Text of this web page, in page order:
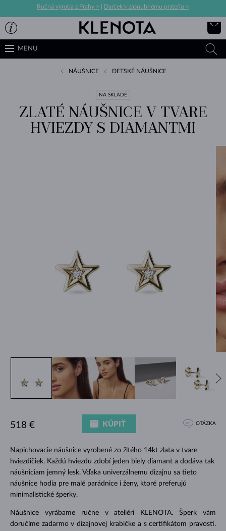
Ručná výroba z Prahy > Darček k zásnubnému prsteňu >
MENU
NÁUŠNICE DETSKÉ NÁUŠNICE
NA SKLADE
ZLATÉ NÁUŠNICE V TVARE
HVIEZDY S DIAMANTMI
Napichovacie náušnicevyrobené zo žltého 14kt zlata v tvare
hviezdičiek. Každú hviezdu zdobí jeden biely diamant a dodáva tak
náušniciam jemný lesk. Vďaka univerzálnemu dizajnu sa tieto
náušnice hodia pre malé parádnice i ženy, ktoré preferujú
minimalistické šperky.
Náušnice vyrábame ručne v ateliéri KLENOTA. Šperk vám
doručíme zadarmo v dizajnovej krabičke a s certifikátom pravosti.
518 € KÚPIŤ OTÁZKA